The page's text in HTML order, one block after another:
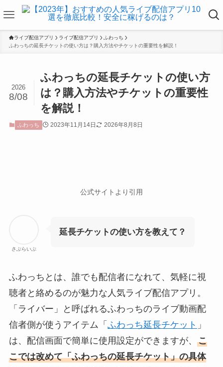
ライブ配信アプリ ライブ配信アプリ
ふわっち
ふわっちの延長チケットの使い方は？購入方法やチケットの重要性を解説！
ふわっちの延長チケットの使い方
は？購入方法やチケットの重要性
を解説！
2026
8/08
ふわっち 2023年11月14日 2026年8月8日
公式サイトより引用
さぶらいぶ
延長チケットの使い方を教えて？
ふわっちとは、誰でも配信者になれて、気軽に視
聴者と絡めるのが魅力な人気ライブ配信アプリ。
「ライバー」と呼ばれるふわっちのライブ動画配
信者側が使うアイテム「 ふわっち延長チケット 」
は、配信画面で簡単に使用設定ができますが、 こ
こでは改めて「ふわっちの延長チケット」の具体